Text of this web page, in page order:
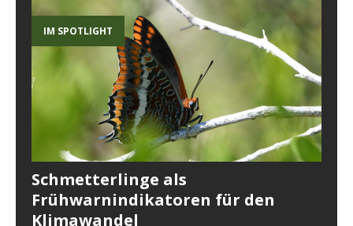
IM SPOTLIGHT
Schmetterlinge als
Frühwarnindikatoren für den
Klimawandel